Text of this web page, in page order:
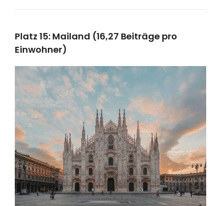
Platz 15: Mailand (16,27 Beiträge pro
Einwohner)